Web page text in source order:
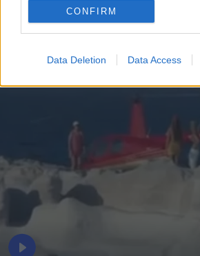
CONFIRM
Data Deletion Data Access